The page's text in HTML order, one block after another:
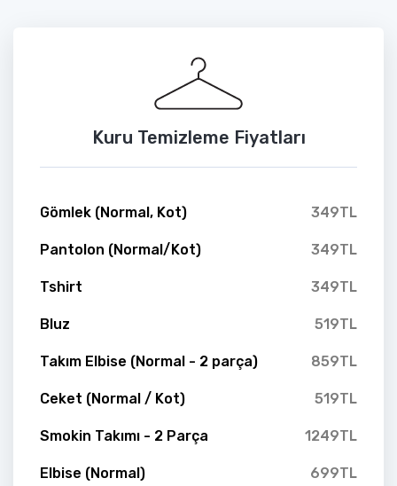
Kuru Temizleme Fiyatları
Gömlek (Normal, Kot) 349TL
Pantolon (Normal/Kot) 349TL
Tshirt 349TL
Bluz 519TL
Takım Elbise (Normal - 2 parça) 859TL
Ceket (Normal / Kot) 519TL
Smokin Takımı - 2 Parça 1249TL
Elbise (Normal) 699TL